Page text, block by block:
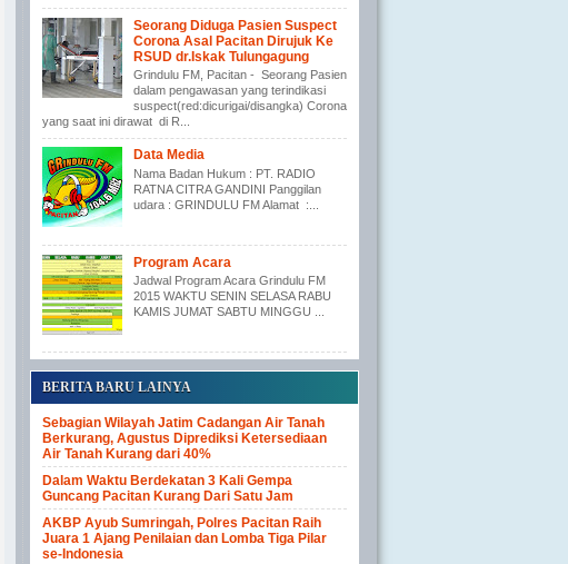
Seorang Diduga Pasien Suspect
Corona Asal Pacitan Dirujuk Ke
RSUD dr.Iskak Tulungagung
Grindulu FM, Pacitan - Seorang Pasien
dalam pengawasan yang terindikasi
suspect(red:dicurigai/disangka) Corona
yang saat ini dirawat di R...
Data Media
Nama Badan Hukum : PT. RADIO
RATNA CITRA GANDINI Panggilan
udara : GRINDULU FM Alamat :...
Program Acara
Jadwal Program Acara Grindulu FM
2015 WAKTU SENIN SELASA RABU
KAMIS JUMAT SABTU MINGGU ...
BERITA BARU LAINYA
Sebagian Wilayah Jatim Cadangan Air Tanah
Berkurang, Agustus Diprediksi Ketersediaan
Air Tanah Kurang dari 40%
Dalam Waktu Berdekatan 3 Kali Gempa
Guncang Pacitan Kurang Dari Satu Jam
AKBP Ayub Sumringah, Polres Pacitan Raih
Juara 1 Ajang Penilaian dan Lomba Tiga Pilar
se-Indonesia